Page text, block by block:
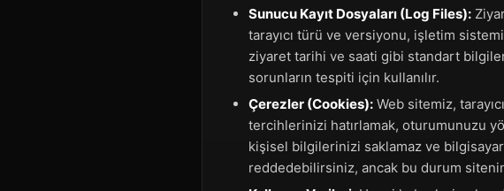
Sunucu Kayıt Dosyaları (Log Files):
tarayıcı türü ve versiyonu, işletim
ziyaret tarihi ve saati gibi standart
sorunların tespiti için kullanılır.
Çerezler (Cookies): Web sitemiz,
tercihlerinizi hatırlamak, oturumunuzu
kişisel bilgilerinizi saklamaz ve
reddedebilirsiniz, ancak bu durum